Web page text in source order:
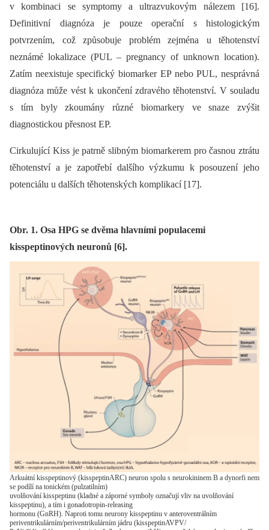
v kombinaci se symptomy a ultrazvukovým nálezem [16].
Definitivní diagnóza je pouze operační s histologickým
potvrzením, což způsobuje problém zejména u těhotenství
neznámé lokalizace (PUL –⁠ pregnancy of unknown location).
Zatím neexistuje specifický biomarker EP nebo PUL, nesprávná
diagnóza může vést k ukončení zdravého těhotenství. V souladu
s tím byly zkoumány různé biomarkery ve snaze zvýšit
diagnostickou přesnost EP.
Cirkulující Kiss je patrně slibným biomarkerem pro časnou ztrátu
těhotenství a je zapotřebí dalšího výzkumu k posouzení jeho
potenciálu u dalších těhotenských komplikací [17].
Obr. 1. Osa HPG se dvěma hlavními populacemi
kisspeptinových neuronů [6].
Arkuátní kisspeptinový (kisspeptinARC) neuron spolu s neurokininem B a dynorfi nem
se podílí na tonickém (pulzatilním)
uvolňování kisspeptinu (kladné a záporné symboly označují vliv na uvolňování
kisspeptinu), a tím i gonadotropin-releasing
hormonu (GnRH). Naproti tomu neurony kisspeptinu v anteroventrálním
periventrikulárním/periventrikulárním jádru (kisspeptinAVPV/